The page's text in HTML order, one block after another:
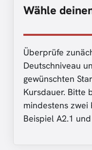
Wähle
Überprüfe
Deutschniveau
gewünschten
Kursdauer. Bitte
mindestens zwei
Beispiel A2.1